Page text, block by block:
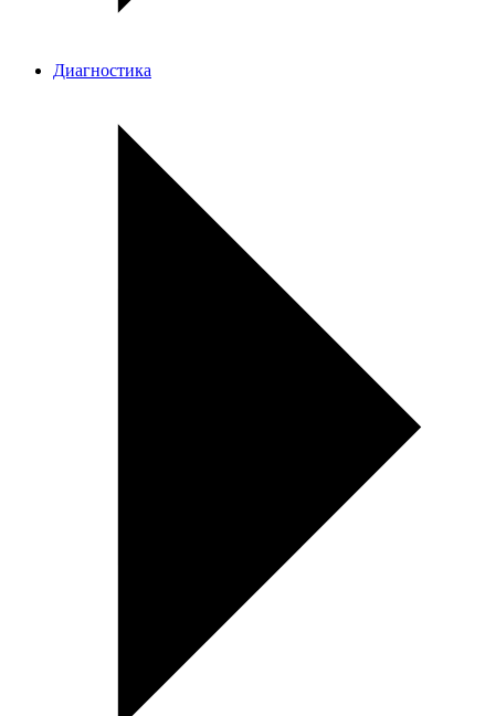
Диагностика